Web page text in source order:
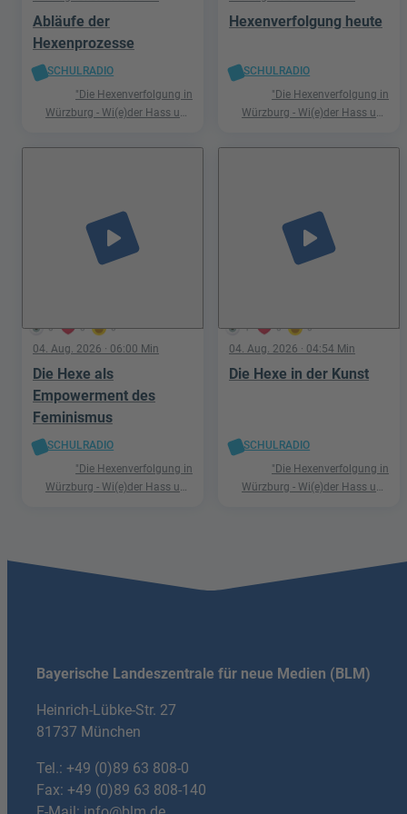
Abläufe der
Hexenprozesse
SCHULRADIO
"Die Hexenverfolgung in
Würzburg - Wi(e)der Hass und
Hexenverfolgung heute
SCHULRADIO
"Die Hexenverfolgung in
Würzburg - Wi(e)der Hass und
0 0 0
play_arrow
04. Aug. 2026 · 06:00 Min
Die Hexe als
Empowerment des
Feminismus
SCHULRADIO
"Die Hexenverfolgung in
Würzburg - Wi(e)der Hass und
1 0 0
play_arrow
04. Aug. 2026 · 04:54 Min
Die Hexe in der Kunst
SCHULRADIO
"Die Hexenverfolgung in
Würzburg - Wi(e)der Hass und
Bayerische Landeszentrale für neue Medien (BLM)
Heinrich-Lübke-Str. 27
81737 München
Tel.: +49 (0)89 63 808-0
Fax: +49 (0)89 63 808-140